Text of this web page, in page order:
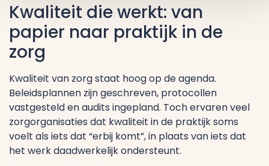
Kwaliteit die werkt: van
papier naar praktijk in de
zorg
Kwaliteit van zorg staat hoog op de agenda.
Beleidsplannen zijn geschreven, protocollen
vastgesteld en audits ingepland. Toch ervaren veel
zorgorganisaties dat kwaliteit in de praktijk soms
voelt als iets dat “erbij komt”, in plaats van iets dat
het werk daadwerkelijk ondersteunt.